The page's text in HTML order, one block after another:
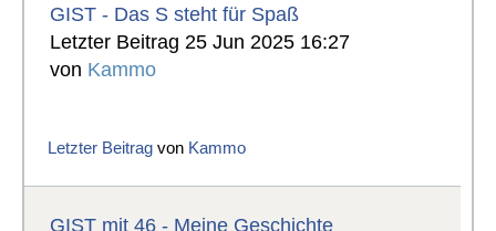
GIST - Das S steht für Spaß
Letzter Beitrag 25 Jun 2025 16:27
von Kammo
Letzter Beitrag von Kammo
GIST mit 46 - Meine Geschichte